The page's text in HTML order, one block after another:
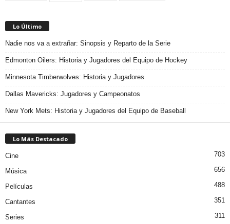
Lo Último
Nadie nos va a extrañar: Sinopsis y Reparto de la Serie
Edmonton Oilers: Historia y Jugadores del Equipo de Hockey
Minnesota Timberwolves: Historia y Jugadores
Dallas Mavericks: Jugadores y Campeonatos
New York Mets: Historia y Jugadores del Equipo de Baseball
Lo Más Destacado
Cine 703
Música 656
Películas 488
Cantantes 351
Series 311